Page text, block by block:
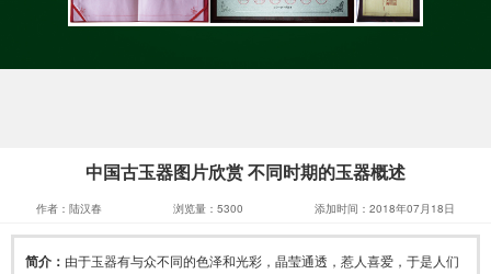
中国古玉器图片欣赏 不同时期的玉器概述
作者：陆汉春 浏览量：5300 添加时间：2018年07月18日
简介： 由于玉器有与众不同的色泽和光彩，晶莹通透，惹人喜爱，于是人们